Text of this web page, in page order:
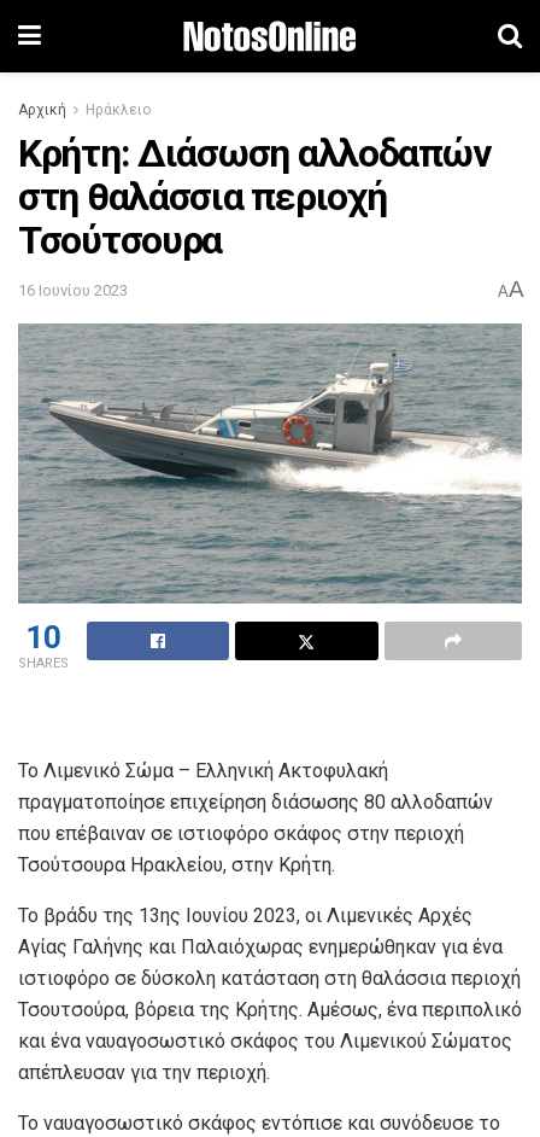
Αρχική Ηράκλειο
Κρήτη: Διάσωση αλλοδαπών
στη θαλάσσια περιοχή
Τσούτσουρα
16 Ιουνίου 2023 AA
10
SHARES
Το Λιμενικό Σώμα – Ελληνική Ακτοφυλακή
πραγματοποίησε επιχείρηση διάσωσης 80 αλλοδαπών
που επέβαιναν σε ιστιοφόρο σκάφος στην περιοχή
Τσούτσουρα Ηρακλείου, στην Κρήτη.
Το βράδυ της 13ης Ιουνίου 2023, οι Λιμενικές Αρχές
Αγίας Γαλήνης και Παλαιόχωρας ενημερώθηκαν για ένα
ιστιοφόρο σε δύσκολη κατάσταση στη θαλάσσια περιοχή
Τσουτσούρα, βόρεια της Κρήτης. Αμέσως, ένα περιπολικό
και ένα ναυαγοσωστικό σκάφος του Λιμενικού Σώματος
απέπλευσαν για την περιοχή.
Το ναυαγοσωστικό σκάφος εντόπισε και συνόδευσε το